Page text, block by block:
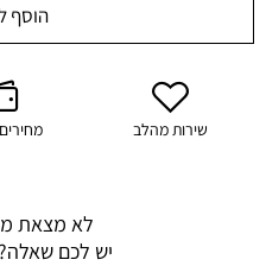
הוסף
שירות מהלב
לא מצאת
יש לכם